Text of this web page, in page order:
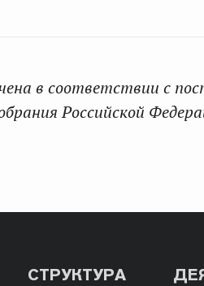
в соответствии с
Российской
СТРУКТУРА